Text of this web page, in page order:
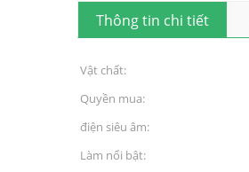
Thông tin chi tiết
Vật chất:
Quyền mua:
điện siêu âm:
Làm nổi bật: